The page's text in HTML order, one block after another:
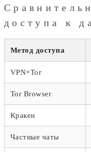
доступа к
Метод доступа
VPN+Tor
Tor Browser
Кракен
Частные чаты